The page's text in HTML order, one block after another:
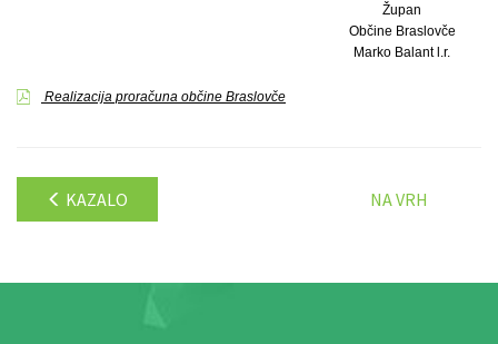
Župan
Občine Braslovče
Marko Balant l.r.
Realizacija proračuna občine Braslovče
KAZALO NA VRH